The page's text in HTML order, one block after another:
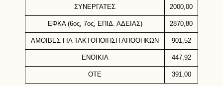
ΣΥΝΕΡΓΑΤΕΣ 2000,00
ΕΦΚΑ (6ος, 7ος, ΕΠΙΔ. ΑΔΕΙΑΣ) 2870,80
ΑΜΟΙΒΕΣ ΓΙΑ ΤΑΚΤΟΠΟΙΗΣΗ ΑΠΟΘΗΚΩΝ 901,52
ΕΝΟΙΚΙΑ 447,92
ΟΤΕ 391,00